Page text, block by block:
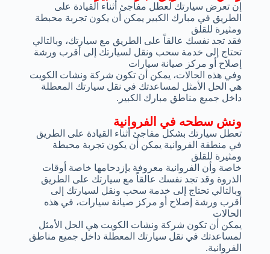
ونش سطحه في الفروانية
تعطل سيارتك بشكل مفاجئ أثناء القيادة على الطريق
في منطقة الفروانية يمكن أن يكون تجربة محبطة
ومثيرة للقلق
خاصة وأن الفروانية معروفة بإزدحامها خاصة أوقات
الذروة وقد تجد نفسك عالقاً مع سيارتك على الطريق
وبالتالي تحتاج إلى خدمة سحب ونقل لسيارتك إلى
أقرب ورشة إصلاح أو مركز صيانة سيارات، في هذه
الحالات
يمكن أن تكون شركة ونشات الكويت هي الحل الأمثل
لمساعدتك في نقل سيارتك المعطلة داخل جميع مناطق
الفروانية.
إن تعرض سيارتك لعطل مفاجئ أثناء القيادة على
الطريق في مبارك الكبير يمكن أن يكون تجربة محبطة
ومثيرة للقلق
فقد تجد نفسك عالقاً على الطريق مع سيارتك، وبالتالي
تحتاج إلى خدمة سحب ونقل لسيارتك إلى أقرب ورشة
إصلاح أو مركز صيانة سيارات
وفي هذه الحالات، يمكن أن تكون شركة ونشات الكويت
هي الحل الأمثل لمساعدتك في نقل سيارتك المعطلة
داخل جميع مناطق مبارك الكبير.